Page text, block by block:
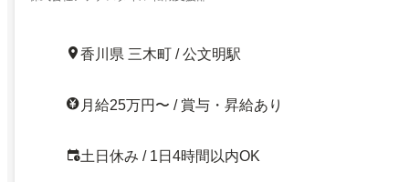
香川県 三木町 / 公文明駅
月給25万円〜 / 賞与・昇給あり
土日休み / 1日4時間以内OK